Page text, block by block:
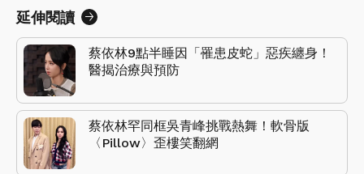
延伸閱讀
蔡依林9點半睡因「罹患皮蛇」惡疾纏身！
醫揭治療與預防
蔡依林罕同框吳青峰挑戰熱舞！軟骨版
〈Pillow〉歪樓笑翻網